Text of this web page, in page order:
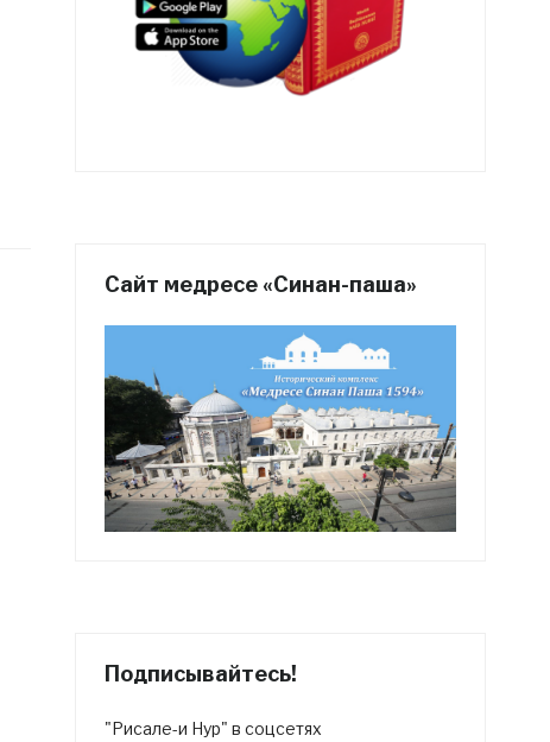
Сайт медресе «Синан-паша»
Подписывайтесь!
"Рисале-и Нур" в соцсетях